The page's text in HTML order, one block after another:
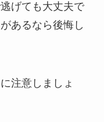
げても大丈夫で
あるなら後悔し
注意しましょ